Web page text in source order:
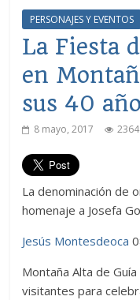
PERSONAJES Y EVENTOS
La Fiesta
en
sus 40
8 mayo, 2017
La denominación de
homenaje a Josefa
Jesús Montesdeoca
Montaña Alta de
visitantes para